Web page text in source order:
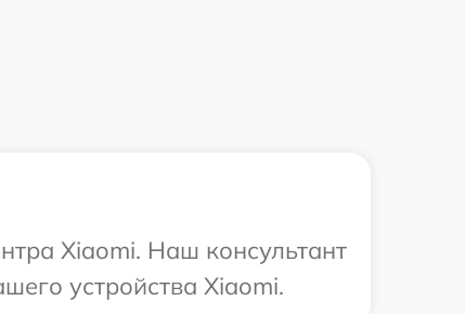
Xiaomi. Наш консультант
устройства Xiaomi.